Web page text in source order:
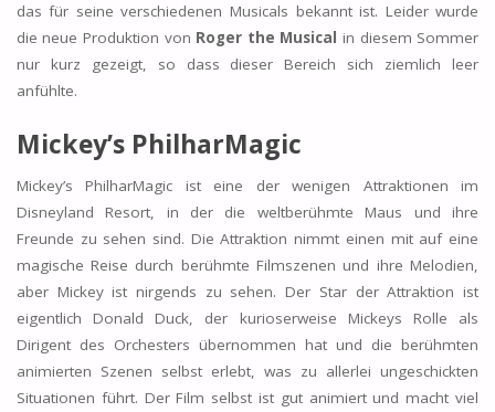
das für seine verschiedenen Musicals bekannt ist. Leider wurde
die neue Produktion von Roger the Musical in diesem Sommer
nur kurz gezeigt, so dass dieser Bereich sich ziemlich leer
anfühlte.
Mickey’s PhilharMagic
Mickey’s PhilharMagic ist eine der wenigen Attraktionen im
Disneyland Resort, in der die weltberühmte Maus und ihre
Freunde zu sehen sind. Die Attraktion nimmt einen mit auf eine
magische Reise durch berühmte Filmszenen und ihre Melodien,
aber Mickey ist nirgends zu sehen. Der Star der Attraktion ist
eigentlich Donald Duck, der kurioserweise Mickeys Rolle als
Dirigent des Orchesters übernommen hat und die berühmten
animierten Szenen selbst erlebt, was zu allerlei ungeschickten
Situationen führt. Der Film selbst ist gut animiert und macht viel